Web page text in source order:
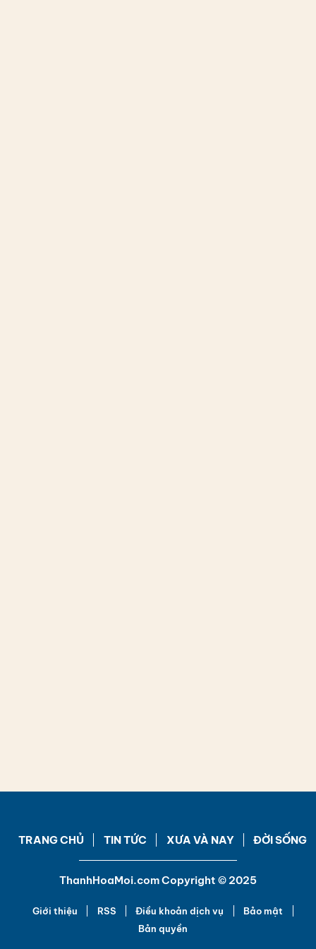
TRANG CHỦ TIN TỨC XƯA VÀ NAY ĐỜI SỐNG
ThanhHoaMoi.com Copyright © 2025
Giới thiệu RSS Điều khoản dịch vụ
Bảo mật
Bản quyền